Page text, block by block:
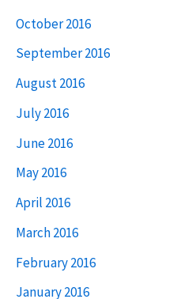
October 2016
September 2016
August 2016
July 2016
June 2016
May 2016
April 2016
March 2016
February 2016
January 2016